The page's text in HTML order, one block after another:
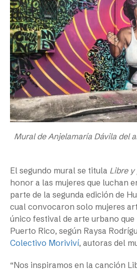
Mural de Anjelamaría Dávila del
El segundo mural se titula Libre y
honor a las mujeres que luchan
parte de la segunda edición de
cual convocaron solo mujeres
único festival de arte urbano que
Puerto Rico, según Raysa
Colectivo Moriviví, autoras del
“Nos inspiramos en la canción